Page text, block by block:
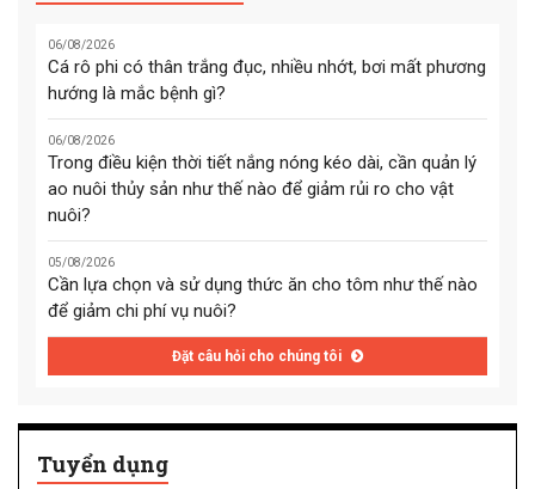
06/08/2026
Cá rô phi có thân trắng đục, nhiều nhớt, bơi mất phương
hướng là mắc bệnh gì?
06/08/2026
Trong điều kiện thời tiết nắng nóng kéo dài, cần quản lý
ao nuôi thủy sản như thế nào để giảm rủi ro cho vật
nuôi?
05/08/2026
Cần lựa chọn và sử dụng thức ăn cho tôm như thế nào
để giảm chi phí vụ nuôi?
Đặt câu hỏi cho chúng tôi
Tuyển dụng